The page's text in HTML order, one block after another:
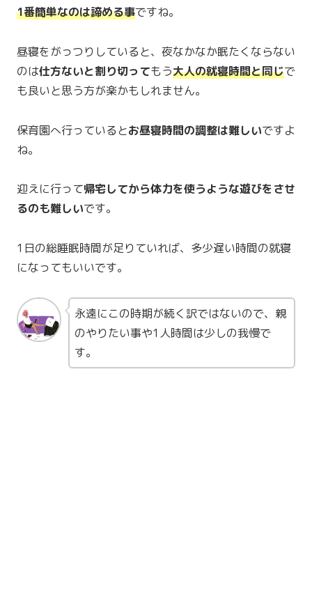
1番簡単なのは諦める事ですね。
昼寝をがっつりしていると、夜なかなか眠たくならない
のは仕方ないと割り切ってもう大人の就寝時間と同じで
も良いと思う方が楽かもしれません。
保育園へ行っているとお昼寝時間の調整は難しいですよ
ね。
迎えに行って帰宅してから体力を使うような遊びをさせ
るのも難しいです。
1日の総睡眠時間が足りていれば、多少遅い時間の就寝
になってもいいです。
永遠にこの時期が続く訳ではないので、親
のやりたい事や1人時間は少しの我慢で
す。